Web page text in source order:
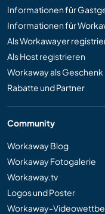
Informationen für
Informationen für
Als Workawayer
Als Host registrieren
Workaway als Geschenk
Rabatte und Partner
Community
Workaway Blog
Workaway Fotogalerie
Workaway.tv
Logos und Poster
Workaway-